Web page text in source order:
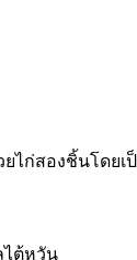
ยไก่สองชิ้นโดย